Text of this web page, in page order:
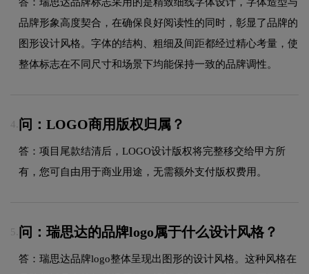
品牌形象高度契合，在确保良好阅读性的同时，彰显了品牌的
图形设计风格。字体的结构、粗细及间距都经过精心考量，使
整体标志在不同尺寸和场景下均能保持一致的品牌调性。
4. 问：LOGO商用版权归属？
答：项目尾款结清后，LOGO设计版权将完整移交给甲方所
有，您可自由用于商业用途，无需额外支付版权费用。
5. 问：瑞思达的品牌logo属于什么设计风格？
答：瑞思达品牌logo整体呈现出图形的设计风格。这种风格在